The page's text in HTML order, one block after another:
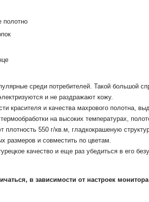
полотно
среди потребителей. Такой большой
и не раздражают кожу.
красителя и качества махрового полотна,
на высоких температурах,
плотность 550 г/кв.м, гладкокрашеную
размеров и совместить по цветам.
качество и еще раз убедиться в его
в зависимости от настроек монитора